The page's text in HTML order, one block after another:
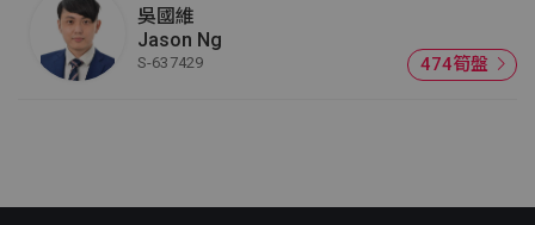
吳國維
Jason Ng
S-637429 474筍盤